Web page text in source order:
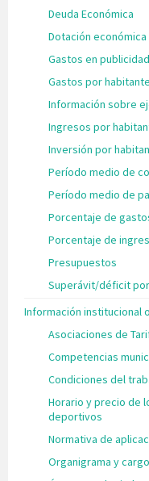
Deuda Económica
Dotación
Gastos en
Gastos por
Información sobre
Ingresos por
Inversión por
Período medio de
Período medio de
Porcentaje de
Porcentaje de
Presupuestos
Superávit/déficit
Información institucional
Asociaciones de
Competencias
Condiciones del
Horario y precio de
deportivos
Normativa de
Organigrama y